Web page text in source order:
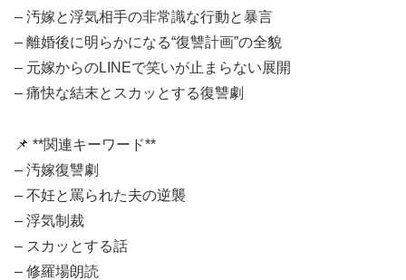
– 汚嫁と浮気相手の非常識な行動と暴言
– 離婚後に明らかになる“復讐計画”の全貌
– 元嫁からのLINEで笑いが止まらない展開
– 痛快な結末とスカッとする復讐劇
📌 **関連キーワード**
– 汚嫁復讐劇
– 不妊と罵られた夫の逆襲
– 浮気制裁
– スカッとする話
– 修羅場朗読